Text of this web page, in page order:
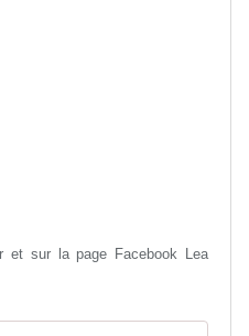
et sur la page Facebook Lea